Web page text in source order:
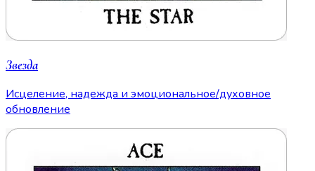
Звезда
Исцеление, надежда и эмоциональное/духовное
обновление